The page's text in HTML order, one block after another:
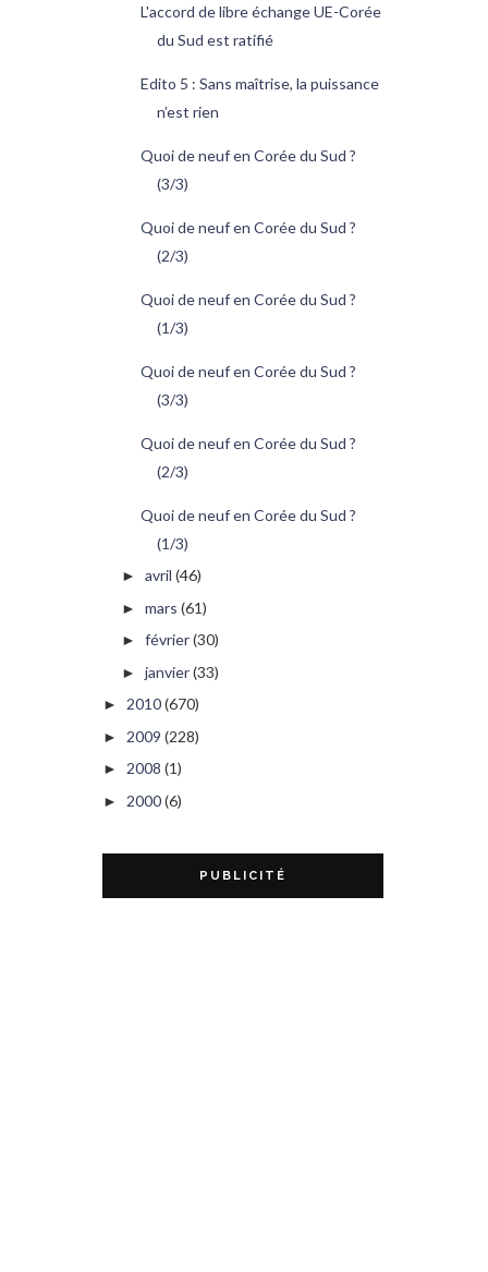
L'accord de libre échange UE-Corée
du Sud est ratifié
Edito 5 : Sans maîtrise, la puissance
n’est rien
Quoi de neuf en Corée du Sud ?
(3/3)
Quoi de neuf en Corée du Sud ?
(2/3)
Quoi de neuf en Corée du Sud ?
(1/3)
Quoi de neuf en Corée du Sud ?
(3/3)
Quoi de neuf en Corée du Sud ?
(2/3)
Quoi de neuf en Corée du Sud ?
(1/3)
► avril (46)
► mars (61)
► février(30)
► janvier(33)
► 2010(670)
► 2009 (228)
► 2008 (1)
► 2000(6)
PUBLICITÉ